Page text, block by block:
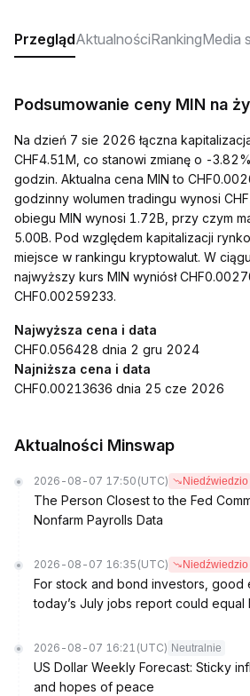
PrzeglądAktualnościRankingMedia
Podsumowanie ceny MIN na
Na dzień 7 sie 2026 łączna
CHF4.51M, co stanowi zmianę o -
godzin. Aktualna cena MIN to
godzinny wolumen tradingu wynosi
obiegu MIN wynosi 1.72B, przy czym
5.00B. Pod względem kapitalizacji
miejsce w rankingu kryptowalut. W
najwyższy kurs MIN wyniósł
CHF0.00259233.
Najwyższa cena i data
CHF0.056428 dnia 2 gru 2024
Najniższa cena i data
CHF0.00213636 dnia 25 cze 2026
Aktualności Minswap
2026-08-07 17:50 (UTC) Niedźwiedzio
The Person Closest to the Fed
Nonfarm Payrolls Data
2026-08-07 16:35 (UTC) Niedźwiedzio
For stock and bond investors, good
today’s July jobs report could equal
2026-08-07 16:21 (UTC) Neutralnie
US Dollar Weekly Forecast: Sticky
and hopes of peace